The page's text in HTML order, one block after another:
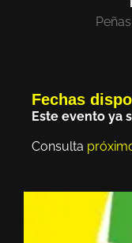
Fechas
Este evento ya
Consulta